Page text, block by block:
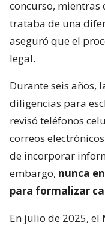
concurso,
trataba de una
aseguró que el
legal.
Durante seis años,
diligencias para
revisó teléfonos
correos
de incorporar
embargo, nunca
para formalizar
En julio de 2025,